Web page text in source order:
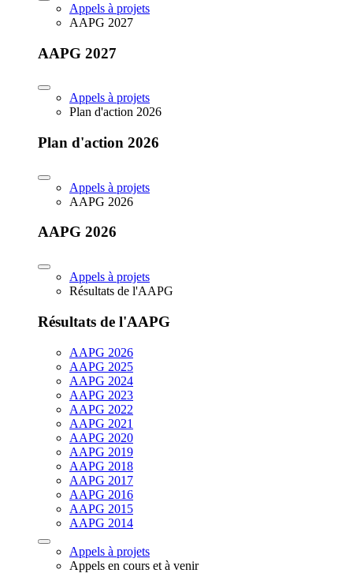
Appels à projets
AAPG 2027
AAPG 2027
Appels à projets
Plan d'action 2026
Plan d'action 2026
Appels à projets
AAPG 2026
AAPG 2026
Appels à projets
Résultats de l'AAPG
Résultats de l'AAPG
AAPG 2026
AAPG 2025
AAPG 2024
AAPG 2023
AAPG 2022
AAPG 2021
AAPG 2020
AAPG 2019
AAPG 2018
AAPG 2017
AAPG 2016
AAPG 2015
AAPG 2014
Appels à projets
Appels en cours et à venir